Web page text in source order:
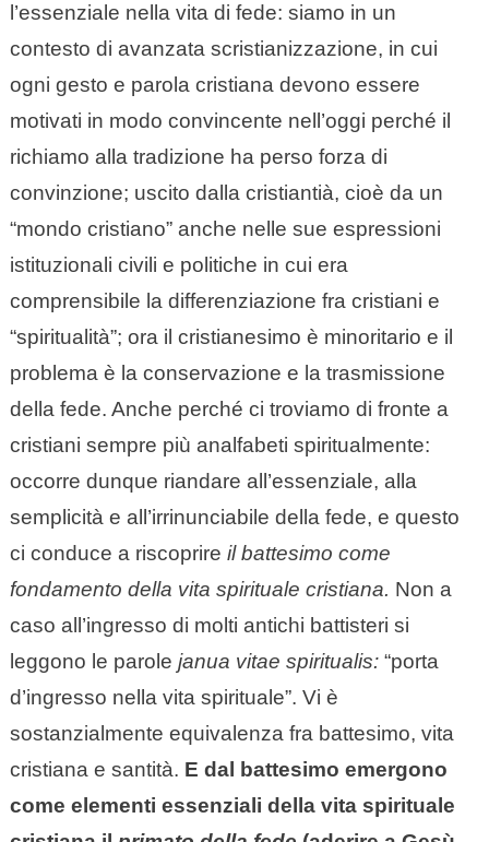
l’essenziale nella vita di fede: siamo in un
contesto di avanzata scristianizzazione, in cui
ogni gesto e parola cristiana devono essere
motivati in modo convincente nell’oggi perché il
richiamo alla tradizione ha perso forza di
convinzione; uscito dalla cristiantià, cioè da un
“mondo cristiano” anche nelle sue espressioni
istituzionali civili e politiche in cui era
comprensibile la differenziazione fra cristiani e
“spiritualità”; ora il cristianesimo è minoritario e il
problema è la conservazione e la trasmissione
della fede. Anche perché ci troviamo di fronte a
cristiani sempre più analfabeti spiritualmente:
occorre dunque riandare all’essenziale, alla
semplicità e all’irrinunciabile della fede, e questo
ci conduce a riscoprire il battesimo come
fondamento della vita spirituale cristiana. Non a
caso all’ingresso di molti antichi battisteri si
leggono le parole janua vitae spiritualis: “porta
d’ingresso nella vita spirituale”. Vi è
sostanzialmente equivalenza fra battesimo, vita
cristiana e santità. E dal battesimo emergono
come elementi essenziali della vita spirituale